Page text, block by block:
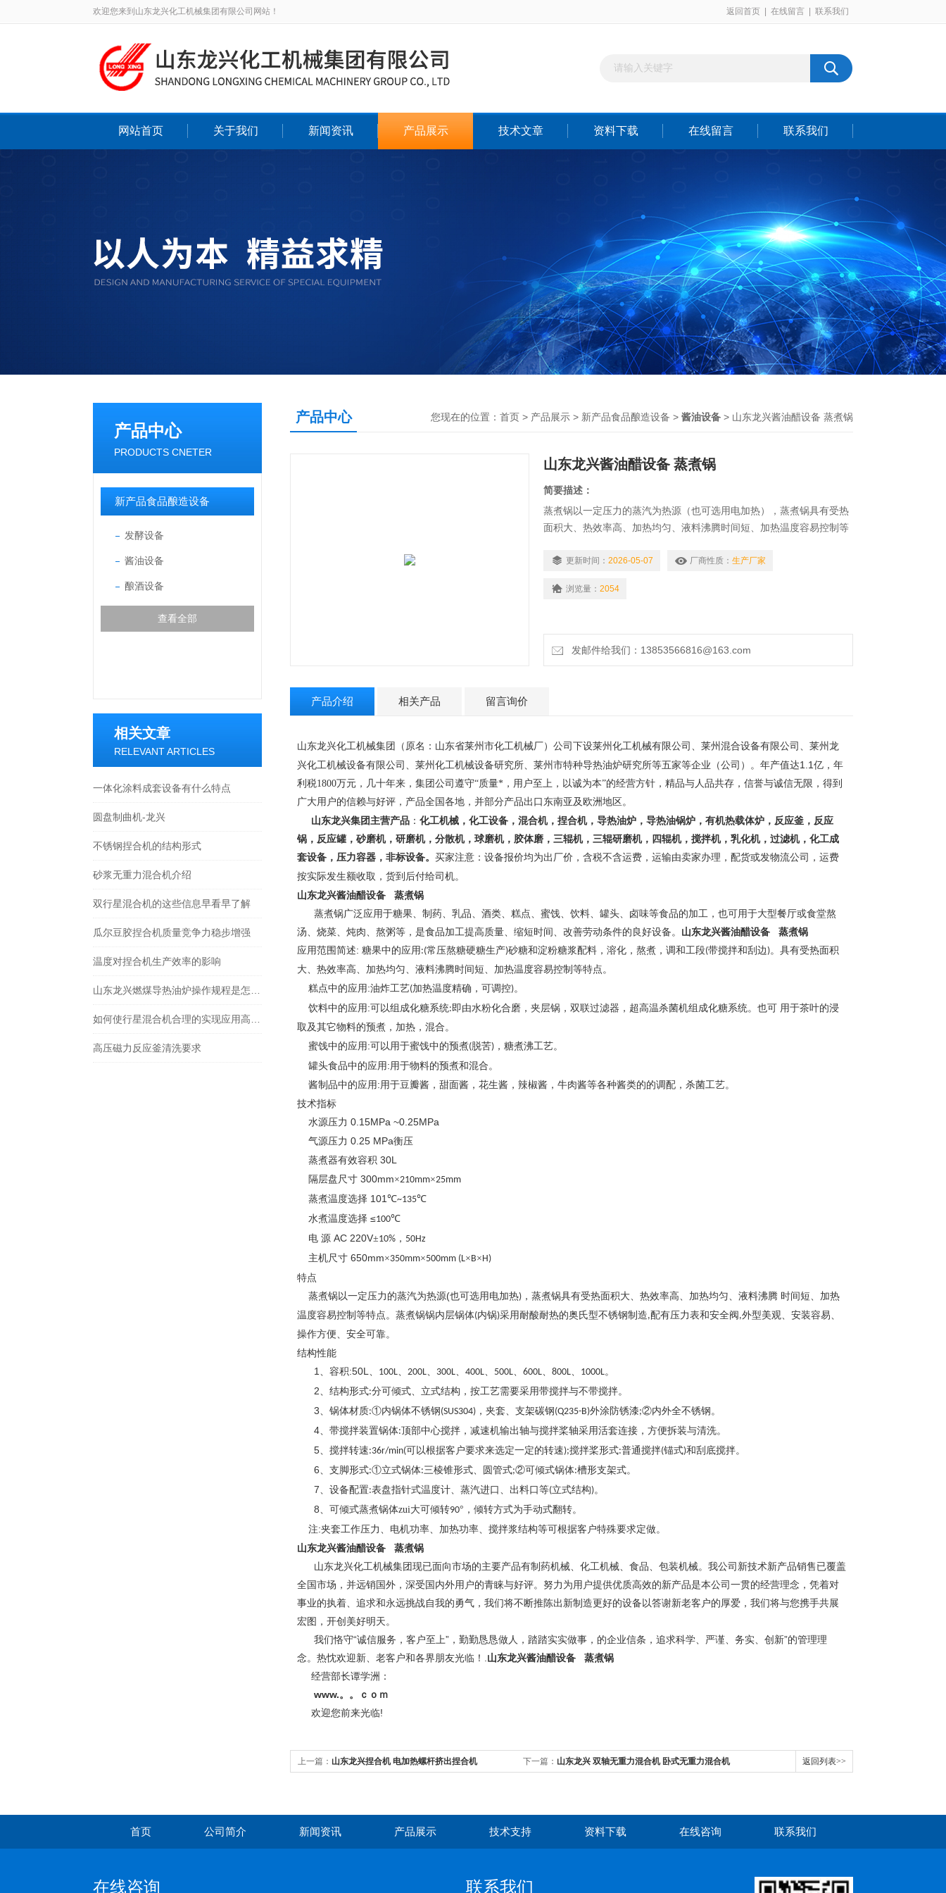
欢迎您来到山东龙兴化工机械集团有限公司网站！ 返回首页 在线留言 联系我们
网站首页 关于我们 新闻资讯 产品展示 技术文章 资料下载 在线留言 联系我们
产品中心
PRODUCTS CNETER
新产品食品酿造设备
发酵设备
酱油设备
酿酒设备
查看全部
相关文章
RELEVANT ARTICLES
一体化涂料成套设备有什么特点
圆盘制曲机-龙兴
不锈钢捏合机的结构形式
砂浆无重力混合机介绍
双行星混合机的这些信息早看早了解
瓜尔豆胶捏合机质量竞争力稳步增强
温度对捏合机生产效率的影响
高压磁力反应釜清洗要求
产品中心 您现在的位置： 首页 > 产品展示 > 新产品食品酿造设备 > 酱油设备 > 山东龙兴酱油醋设备 蒸煮锅
山东龙兴酱油醋设备 蒸煮锅
简要描述：
蒸煮锅以一定压力的蒸汽为热源（也可选用电加热），蒸煮锅具有受热
面积大、热效率高、加热均匀、液料沸腾时间短、加热温度容易控制等
有压力表和安全阀,外型美观、安装容易、操作方便、安全可靠山东龙兴
更新时间： 2026-05-07 厂商性质： 生产厂家
浏览量： 2054
发邮件给我们：13853566816@163.com
产品介绍 相关产品 留言询价
山东龙兴化工机械集团（原名：山东省莱州市化工机械厂）公司下设莱州化工机械有限公司、莱州混合设备有限公司、莱州龙
兴化工机械设备有限公司、莱州化工机械设备研究所、莱州市特种导热油炉研究所等五家等企业（公司）。年产值达1.1 亿，年
利税1800万元，几十年来，集团公司遵守“质量*，用户至上，以诚为本”的经营方针，精品与人品共存，信誉与诚信无限，得到
广大用户的信赖与好评，产品全 国各地，并部分产品出口东南亚及欧洲地区。
山东龙兴集团主营产品 ： 化工机械，化工设备，混合机，捏合机，导热油炉，导热油锅炉，有机热载体炉，反应釜，反应
锅，反应罐，砂磨机，研磨机，分散机，球磨机，胶体磨，三辊机，三辊研磨机，四辊机，搅拌机，乳化机，过滤机，化工成
套设备，压力容器，非标设备。 买家注意：设备报价均为出厂价，含税不含运费，运输由卖家办理，配货或发物流公司，运费
按实际发生额收取，货到后付给司机。
山东龙兴酱油醋设备 蒸煮锅
蒸煮锅广泛应用于糖果、制药、乳品、酒类、糕点、蜜饯、饮料、罐头、卤味等食品的加工，也可用于大型餐厅或食堂熬
汤、烧菜、炖肉、熬粥等，是食品加工提高质量、缩短时间、改善劳动条件的良好设备。 山东龙兴酱油醋设备 蒸煮锅
应用范围简述: 糖果中的应用 :(常压熬糖硬糖生产)砂糖和淀粉糖浆配料，溶化，熬煮，调和工段(带搅拌和刮边 )。具有受热面积
大、热效率高、加热均匀、液料沸腾时间短、加热温度容易控制等特点。
糕点中的应用 :油炸工艺(加热温度精确，可调控)。
饮料中的应用 :可以组成化糖系统:即由水粉化合磨，夹层锅，双联过滤器，超高温杀菌机组成化糖系统。也可 用于茶叶的浸
取及其它物料的预煮，加热，混合。
蜜饯中的应用 :可以用于蜜饯中的预煮(脱苦) ，糖煮沸工艺。
罐头食品中的应用 :用于物料的预煮和混合。
酱制品中的应用 :用于豆瓣酱，甜面酱，花生酱，辣椒酱，牛肉酱等各种酱类的的调配，杀菌工艺。
技术指标
水源压力 0.15MPa ~0.25MPa
气源压力 0.25 MPa衡压
蒸煮器有效容积 30L
隔层盘尺寸 300mm×210mm×25mm
蒸煮温度选择 101 ℃~135℃
水煮温度选择 ≤100℃
电 源 AC 220V±10% ， 50Hz
主机尺寸 650mm×350mm×500mm (L×B×H)
特点
蒸煮锅以一定压力的蒸汽为热源(也可选用电加热) ，蒸煮锅具有受热面积大、热效率高、加热均匀、液料沸腾 时间短、加热
温度容易控制等特点。蒸煮锅锅内层锅体(内锅)采用耐酸耐热的奥氏型不锈钢制造,配有压力表和安全阀 ,外型美观、安装容易、
操作方便、安全可靠。
结构性能
1、 容积:50L 、 100L、 200L、 300L、 400L、 500L、 600L、 800L、 1000L。
2、结构形式:分可倾式、立式结构，按工艺需要采用带搅拌与不带搅拌。
3、锅体材质:①内锅体不锈钢 (SUS304) ，夹套、支架碳钢 (Q235-B)外涂防锈漆;②内外全不锈钢。
4、带搅拌装置锅体:顶部中心搅拌，减速机输出轴与搅拌桨轴采用活套连接，方便拆装与清洗。
5、搅拌转速:36r/min(可以根据客户要求来选定一定的转速);搅拌桨形式:普通搅拌(锚式)和刮底搅拌。
6、支脚形式:①立式锅体:三棱锥形式、圆管式;②可倾式锅体:槽形支架式。
7、设备配置:表盘指针式温度计、蒸汽进口、出料口等(立式结构)。
8、可倾式蒸煮锅体zui大可倾转90°，倾转方式为手动式翻转。
注:夹套工作压力、电机功率、加热功率、搅拌浆结构等可根据客户特殊要求定做。
山东龙兴酱油醋设备 蒸煮锅
山东龙兴化工机械集团现已面向市场的主要产品有制药机械、化工机械、食品、包装机械。我公司新技术新产品销售已覆盖
全国市场，并远销国外，深受国内外用户的青睐与好评。努力为用户提供优质高效的新产品是本公司一贯的经营理念，凭着对
事业的执着、追求和永远挑战自我的勇气，我们将不断推陈出新制造更好的设备以答谢新老客户的厚爱，我们将与您携手共展
宏图，开创美好明天。
我们恪守“诚信服务，客户至上”，勤勤恳恳做人，踏踏实实做事，的企业信条，追求科学、严谨、务实、创新”的管理理
念。热忱欢迎新、老客户和各界朋友光临！. 山东龙兴酱油醋设备 蒸煮锅
经营部长谭学洲：
www.。。ｃｏｍ
欢迎您前来光临!
上一篇： 山东龙兴捏合机 电加热螺杆挤出捏合机 下一篇： 山东龙兴 双轴无重力混合机 卧式无重力混合机 返回列表>>
首页 公司简介 新闻资讯 产品展示 技术支持 资料下载 在线咨询 联系我们
在线咨询 联系我们